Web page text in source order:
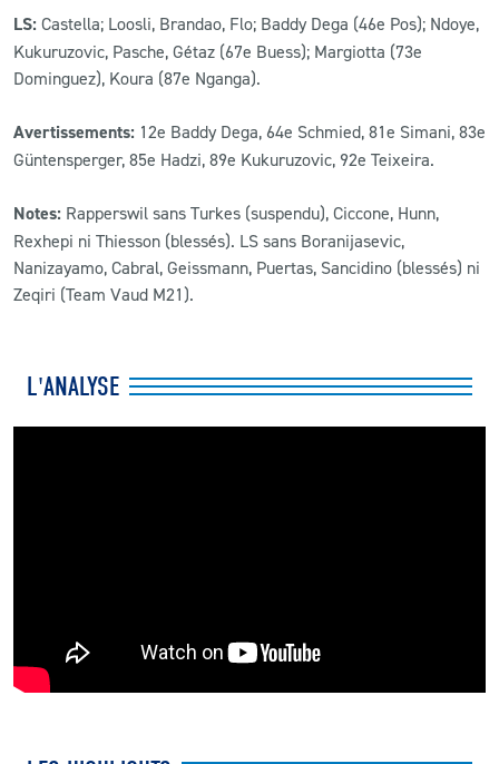
LS: Castella; Loosli, Brandao, Flo; Baddy Dega (46e Pos); Ndoye,
Kukuruzovic, Pasche, Gétaz (67e Buess); Margiotta (73e
Dominguez), Koura (87e Nganga).
Avertissements: 12e Baddy Dega, 64e Schmied, 81e Simani, 83e
Güntensperger, 85e Hadzi, 89e Kukuruzovic, 92e Teixeira.
Notes: Rapperswil sans Turkes (suspendu), Ciccone, Hunn,
Rexhepi ni Thiesson (blessés). LS sans Boranijasevic,
Nanizayamo, Cabral, Geissmann, Puertas, Sancidino (blessés) ni
Zeqiri (Team Vaud M21).
L'ANALYSE